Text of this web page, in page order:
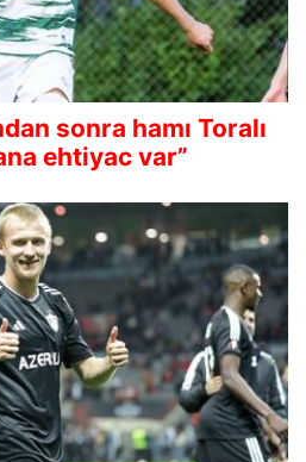
sonra hamı Toralı
ehtiyac var”